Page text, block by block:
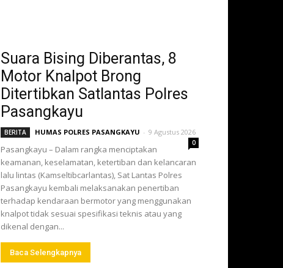
Suara Bising Diberantas, 8
Motor Knalpot Brong
Ditertibkan Satlantas Polres
Pasangkayu
BERITA HUMAS POLRES PASANGKAYU - 9 Agustus 2026
0
Pasangkayu – Dalam rangka menciptakan
keamanan, keselamatan, ketertiban dan kelancaran
lalu lintas (Kamseltibcarlantas), Sat Lantas Polres
Pasangkayu kembali melaksanakan penertiban
terhadap kendaraan bermotor yang menggunakan
knalpot tidak sesuai spesifikasi teknis atau yang
dikenal dengan...
Baca Selengkapnya